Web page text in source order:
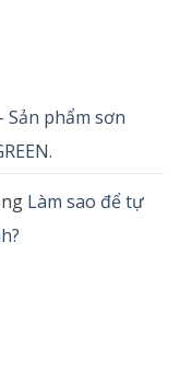
Sản phẩm sơn
Làm sao để tự